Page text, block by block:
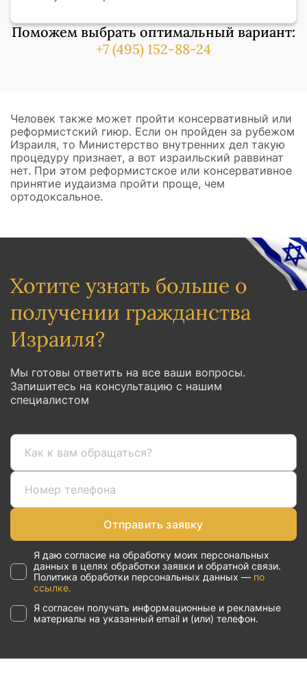
Поможем выбрать оптимальный вариант:
+7 (495) 152-88-24
Человек также может пройти консервативный или
реформистский гиюр. Если он пройден за рубежом
Израиля, то Министерство внутренних дел такую
процедуру признает, а вот израильский раввинат
нет. При этом реформистское или консервативное
принятие иудаизма пройти проще, чем
ортодоксальное.
Хотите узнать больше о
получении гражданства
Израиля?
Мы готовы ответить на все ваши вопросы.
Запишитесь на консультацию с нашим
специалистом
Отправить заявку
Я даю согласие на обработку моих персональных
данных в целях обработки заявки и обратной связи.
Политика обработки персональных данных — по
ссылке.
Я согласен получать информационные и рекламные
материалы на указанный email и (или) телефон.